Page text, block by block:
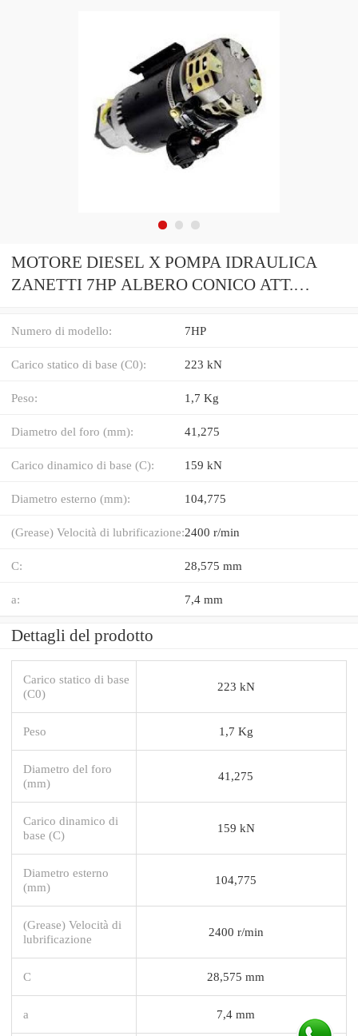
MOTORE DIESEL X POMPA IDRAULICA
ZANETTI 7HP ALBERO CONICO ATT.
Numero di modello: 7HP
Carico statico di base (C0): 223 kN
Peso: 1,7 Kg
Diametro del foro (mm): 41,275
Carico dinamico di base (C): 159 kN
Diametro esterno (mm): 104,775
(Grease) Velocità di lubrificazione:2400 r/min
C: 28,575 mm
a: 7,4 mm
Dettagli del prodotto
Carico statico di base
(C0)
223 kN
Peso 1,7 Kg
Diametro del foro
(mm)
41,275
Carico dinamico di
base (C)
159 kN
Diametro esterno
(mm)
104,775
(Grease) Velocità di
lubrificazione
2400 r/min
C 28,575 mm
a 7,4 mm